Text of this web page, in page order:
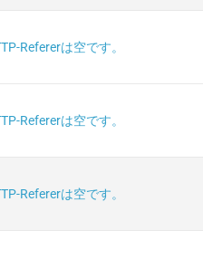
Refererは空です。
Refererは空です。
Refererは空です。